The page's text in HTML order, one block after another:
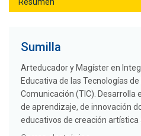
Sumilla
Arteducador y Magíster en
Educativa de las Tecnologías
Comunicación (TIC).
de aprendizaje, de innovación
educativos de creación artística